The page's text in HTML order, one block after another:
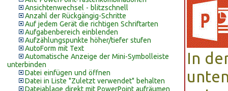
Ansichtenwechsel - blitzschnell
Anzahl der Rückgängig-Schritte
Auf jedem Gerät die richtigen Schriftarten
Aufgabenbereich einblenden
Aufzählungspunkte höher/tiefer stufen
AutoForm mit Text
Automatische Anzeige der Mini-Symbolleiste
unterbinden
Datei einfügen und öffnen
Datei in Liste "Zuletzt verwendet" behalten
Dateiablage direkt mit PowerPoint aufräumen
In